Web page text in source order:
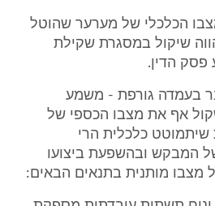
הכלכלי של מערער שהוטל
שיקול במסגרת שקילת
פסק הדין.
בעמדה גורפת - משמע
אף את מצבו הכספי של
כלכלית הרי
המבקש ובהשפעת ביצועו
מצבו מותנית בתנאים הבאים: